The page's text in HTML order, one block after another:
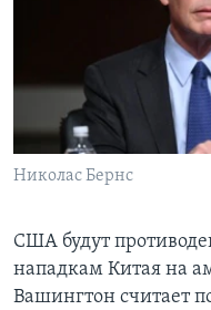
СОЦИАЛЬНЫЕ СЕТИ
Николас Бернс
США будут
нападкам Китая на
Вашингтон считает